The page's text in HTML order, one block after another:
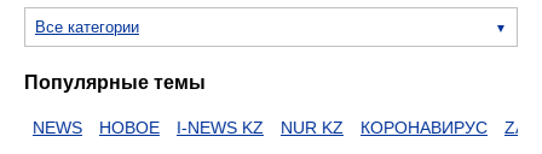
Все категории
Популярные темы
NEWS НОВОЕ I-NEWS KZ NUR KZ КОРОНАВИРУС